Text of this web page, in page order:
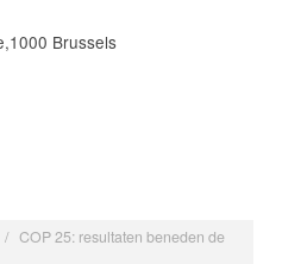
Brussels
/ COP 25: resultaten beneden de